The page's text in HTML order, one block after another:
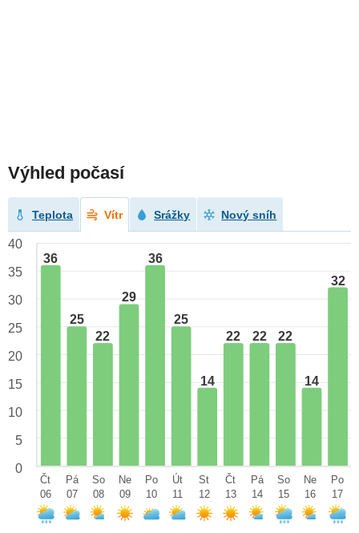
Výhled počasí
Teplota Vítr Srážky Nový sníh
36
25
22
29
36
25
14
22 22 22
14
32
40
35
30
25
20
15
10
5
0
Čt
06
Pá
07
So
08
Ne
09
Po
10
Út
11
St
12
Čt
13
Pá
14
So
15
Ne
16
Po
17